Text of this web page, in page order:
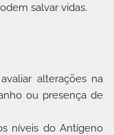
salvar vidas.
alterações na
ou presença de
níveis do Antígeno